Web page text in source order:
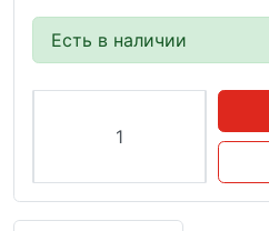
Есть в наличии